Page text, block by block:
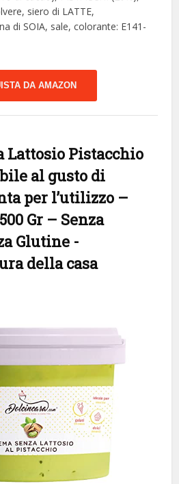
siero di LATTE,
di SOIA, sale, colorante: E141-
DA AMAZON
Lattosio Pistacchio
al gusto di
per l’utilizzo –
Gr – Senza
Glutine -
della casa